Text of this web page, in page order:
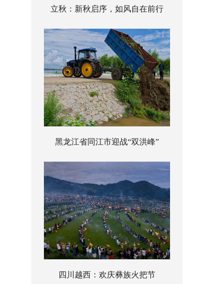
立秋：新秋启序，如风自在前行
黑龙江省同江市迎战“双洪峰”
四川越西：欢庆彝族火把节